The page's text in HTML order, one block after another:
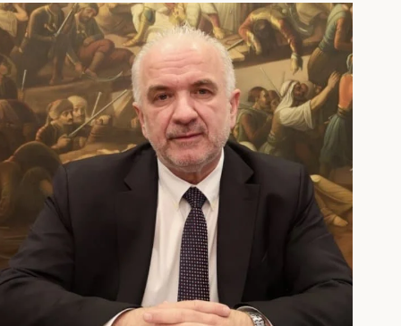
υποψήφιος
με
τον
Κώστα
Λύρο